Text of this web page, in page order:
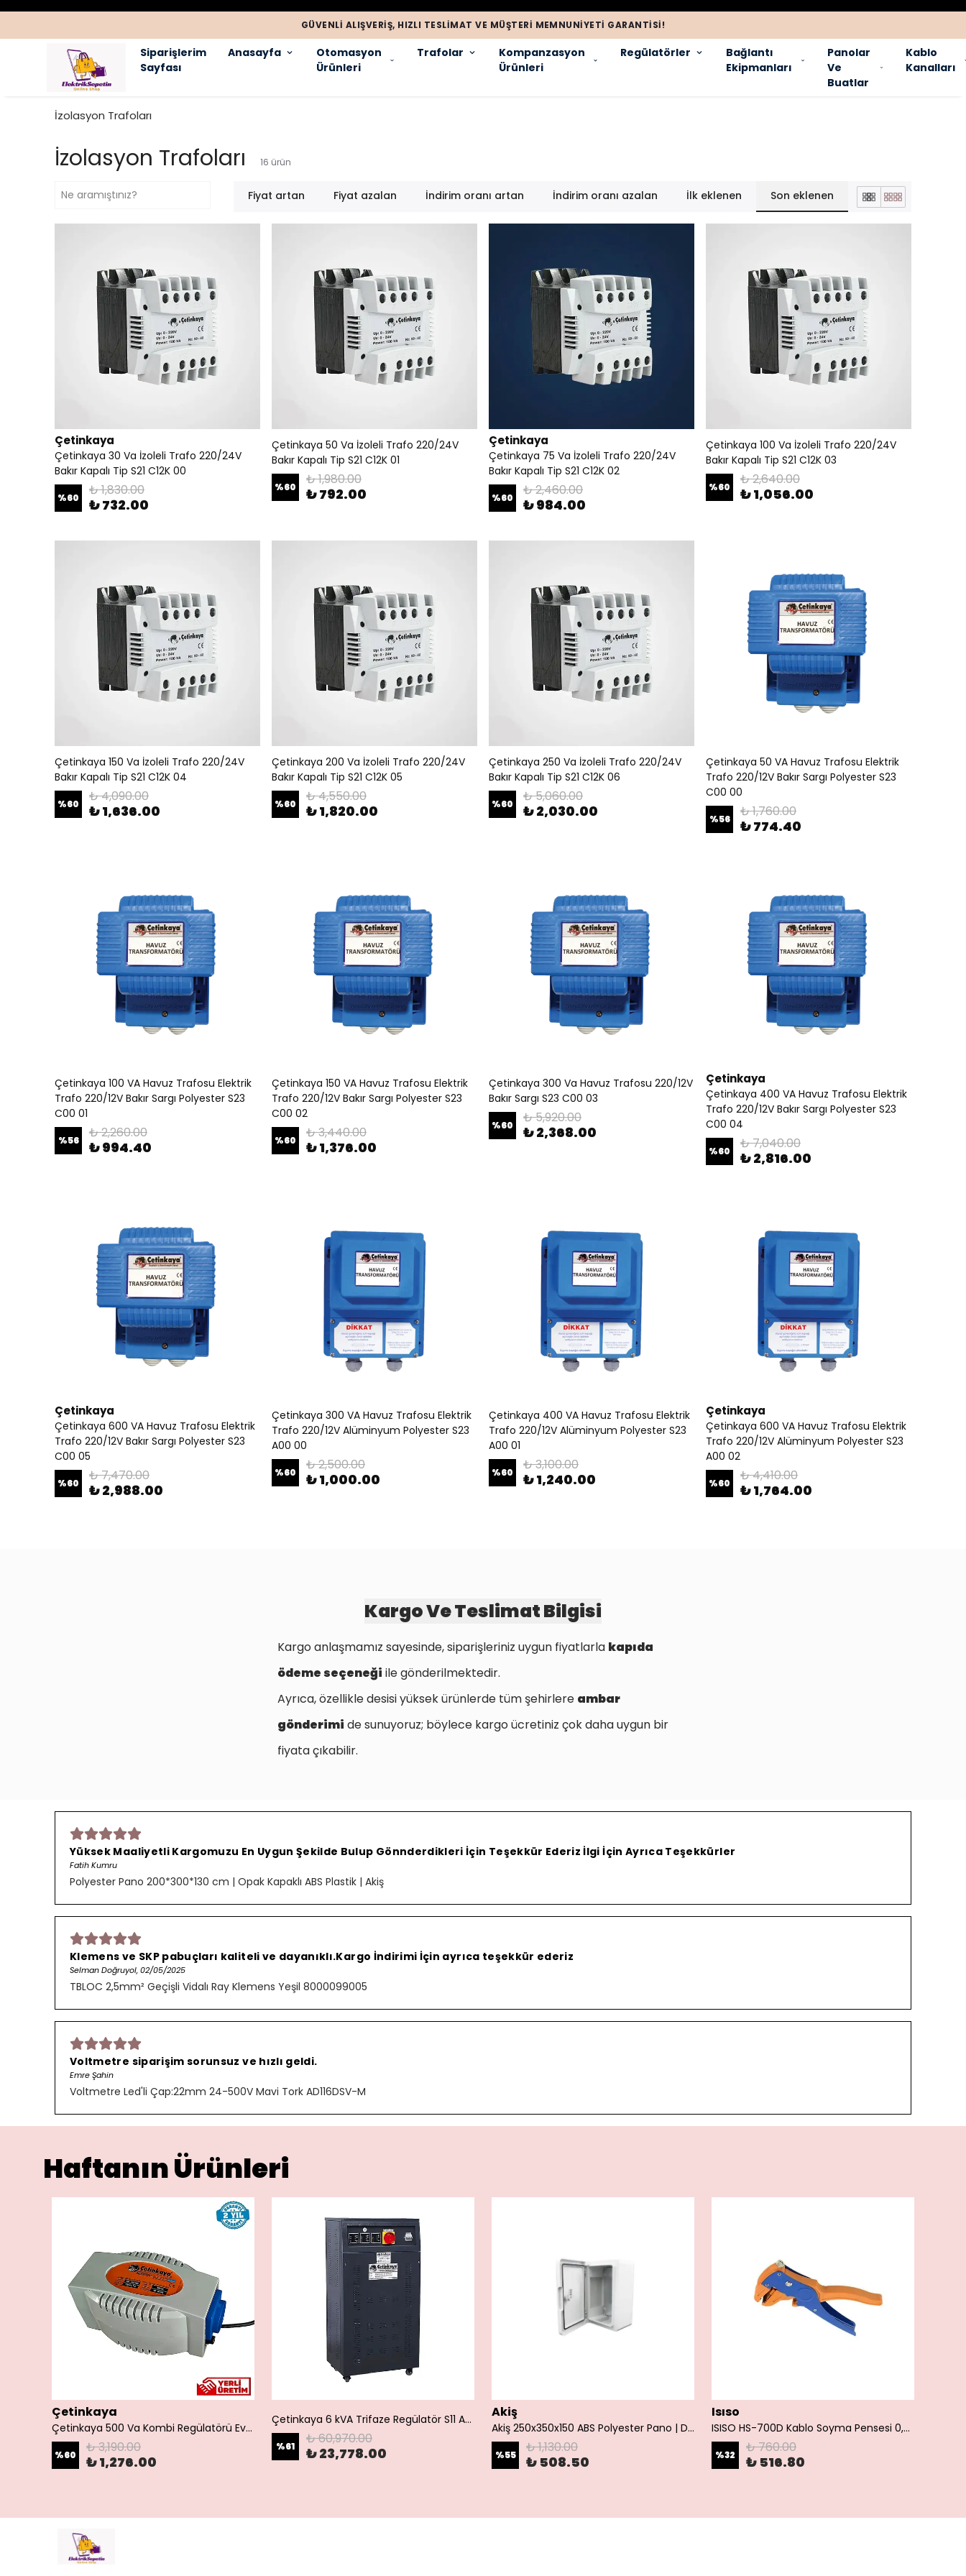
GÜVENLI ALIŞVERIŞ, HIZLI TESLIMAT VE MÜŞTERI MEMNUNIYETI GARANTISI!
Siparişlerim
Sayfası
Anasayfa
Otomasyon
Ürünleri
Trafolar
Kompanzasyon
Ürünleri
Regülatörler
Bağlantı
Ekipmanları
Panolar
Ve
Buatlar
Kablo
Kanalları
İzolasyon Trafoları
İzolasyon Trafoları 16 ürün
Fiyat artan Fiyat azalan İndirim oranı artan İndirim oranı azalan İlk eklenen Son eklenen
Çetinkaya
Çetinkaya 30 Va İzoleli Trafo 220/24V
Bakır Kapalı Tip S21 C12K 00
%60 ₺ 1,830.00
₺ 732.00
Çetinkaya 50 Va İzoleli Trafo 220/24V
Bakır Kapalı Tip S21 C12K 01
%60 ₺ 1,980.00
₺ 792.00
Çetinkaya
Çetinkaya 75 Va İzoleli Trafo 220/24V
Bakır Kapalı Tip S21 C12K 02
%60 ₺ 2,460.00
₺ 984.00
Çetinkaya 100 Va İzoleli Trafo 220/24V
Bakır Kapalı Tip S21 C12K 03
%60 ₺ 2,640.00
₺ 1,056.00
Çetinkaya 150 Va İzoleli Trafo 220/24V
Bakır Kapalı Tip S21 C12K 04
%60 ₺ 4,090.00
₺ 1,636.00
Çetinkaya 200 Va İzoleli Trafo 220/24V
Bakır Kapalı Tip S21 C12K 05
%60 ₺ 4,550.00
₺ 1,820.00
Çetinkaya 250 Va İzoleli Trafo 220/24V
Bakır Kapalı Tip S21 C12K 06
%60 ₺ 5,060.00
₺ 2,030.00
Çetinkaya 50 VA Havuz Trafosu Elektrik
Trafo 220/12V Bakır Sargı Polyester S23
C00 00
%56 ₺ 1,760.00
₺ 774.40
Çetinkaya 100 VA Havuz Trafosu Elektrik
Trafo 220/12V Bakır Sargı Polyester S23
C00 01
%56 ₺ 2,260.00
₺ 994.40
Çetinkaya 150 VA Havuz Trafosu Elektrik
Trafo 220/12V Bakır Sargı Polyester S23
C00 02
%60 ₺ 3,440.00
₺ 1,376.00
Çetinkaya 300 Va Havuz Trafosu 220/12V
Bakır Sargı S23 C00 03
%60 ₺ 5,920.00
₺ 2,368.00
Çetinkaya
Çetinkaya 400 VA Havuz Trafosu Elektrik
Trafo 220/12V Bakır Sargı Polyester S23
C00 04
%60 ₺ 7,040.00
₺ 2,816.00
Çetinkaya
Çetinkaya 600 VA Havuz Trafosu Elektrik
Trafo 220/12V Bakır Sargı Polyester S23
C00 05
%60 ₺ 7,470.00
₺ 2,988.00
Çetinkaya 300 VA Havuz Trafosu Elektrik
Trafo 220/12V Alüminyum Polyester S23
A00 00
%60 ₺ 2,500.00
₺ 1,000.00
Çetinkaya 400 VA Havuz Trafosu Elektrik
Trafo 220/12V Alüminyum Polyester S23
A00 01
%60 ₺ 3,100.00
₺ 1,240.00
Çetinkaya
Çetinkaya 600 VA Havuz Trafosu Elektrik
Trafo 220/12V Alüminyum Polyester S23
A00 02
%60 ₺ 4,410.00
₺ 1,764.00
Kargo Ve Teslimat Bilgisi
Kargo anlaşmamız sayesinde, siparişleriniz uygun fiyatlarla kapıda
ödeme seçeneği ile gönderilmektedir.
Ayrıca, özellikle desisi yüksek ürünlerde tüm şehirlere ambar
gönderimi de sunuyoruz; böylece kargo ücretiniz çok daha uygun bir
fiyata çıkabilir.
Yüksek Maaliyetli Kargomuzu En Uygun Şekilde Bulup Gönnderdikleri İçin Teşekkür Ederiz İlgi İçin Ayrıca Teşekkürler
Fatih Kumru
Polyester Pano 200*300*130 cm | Opak Kapaklı ABS Plastik | Akiş
Klemens ve SKP pabuçları kaliteli ve dayanıklı.Kargo İndirimi İçin ayrıca teşekkür ederiz
Selman Doğruyol, 02/05/2025
TBLOC 2,5mm² Geçişli Vidalı Ray Klemens Yeşil 8000099005
Voltmetre siparişim sorunsuz ve hızlı geldi.
Emre Şahin
Voltmetre Led'li Çap:22mm 24-500V Mavi Tork AD116DSV-M
Haftanın Ürünleri
Çetinkaya
Çetinkaya 500 Va Kombi Regülatörü Ev Tipi Regülatör Mikro İşlemcili S14 1P0 00
%60 ₺ 3,190.00
₺ 1,276.00
Çetinkaya 6 kVA Trifaze Regülatör S11 A3Y 01 | 300/460V-380V Endüstriyel Voltaj Dengeleyici
%61 ₺ 60,970.00
₺ 23,778.00
Akiş
Akiş 250x350x150 ABS Polyester Pano | Duvar Pano | Plastik Elektrik Panosu
%55 ₺ 1,130.00
₺ 508.50
Isıso
ISISO HS-700D Kablo Soyma Pensesi 0,25–2,5 mm² | Kablo Sıyırma Aparatı
%32 ₺ 760.00
₺ 516.80